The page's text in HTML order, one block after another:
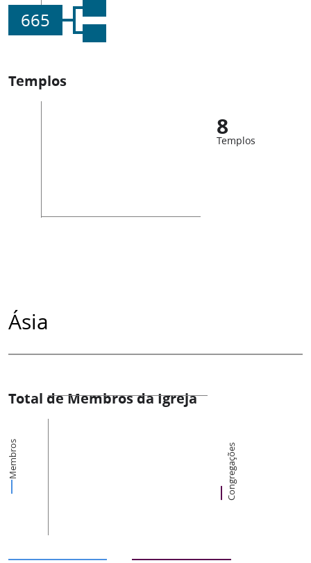
665
Templos
8
Templos
Ásia
Total de Membros da Igreja
Membros Congregações